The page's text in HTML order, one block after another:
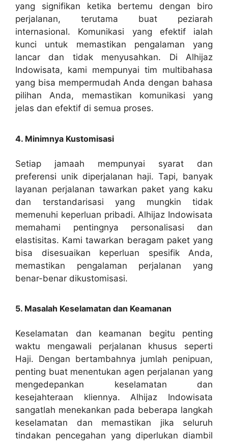
yang signifikan ketika bertemu dengan biro
perjalanan, terutama buat peziarah
internasional. Komunikasi yang efektif ialah
kunci untuk memastikan pengalaman yang
lancar dan tidak menyusahkan. Di Alhijaz
Indowisata, kami mempunyai tim multibahasa
yang bisa mempermudah Anda dengan bahasa
pilihan Anda, memastikan komunikasi yang
jelas dan efektif di semua proses.
4. Minimnya Kustomisasi
Setiap jamaah mempunyai syarat dan
preferensi unik diperjalanan haji. Tapi, banyak
layanan perjalanan tawarkan paket yang kaku
dan terstandarisasi yang mungkin tidak
memenuhi keperluan pribadi. Alhijaz Indowisata
memahami pentingnya personalisasi dan
elastisitas. Kami tawarkan beragam paket yang
bisa disesuaikan keperluan spesifik Anda,
memastikan pengalaman perjalanan yang
benar-benar dikustomisasi.
5. Masalah Keselamatan dan Keamanan
Keselamatan dan keamanan begitu penting
waktu mengawali perjalanan khusus seperti
Haji. Dengan bertambahnya jumlah penipuan,
penting buat menentukan agen perjalanan yang
mengedepankan keselamatan dan
kesejahteraan kliennya. Alhijaz Indowisata
sangatlah menekankan pada beberapa langkah
keselamatan dan memastikan jika seluruh
tindakan pencegahan yang diperlukan diambil